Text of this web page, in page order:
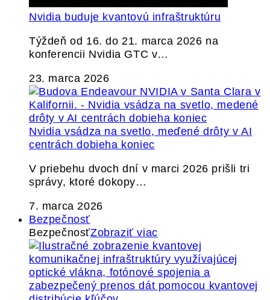
Nvidia buduje kvantovú infraštruktúru
Týždeň od 16. do 21. marca 2026 na
konferencii Nvidia GTC v…
23. marca 2026
Nvidia vsádza na svetlo, meďené drôty v AI
centrách dobieha koniec
V priebehu dvoch dní v marci 2026 prišli tri
správy, ktoré dokopy…
7. marca 2026
Bezpečnosť
BezpečnosťZobraziť viac